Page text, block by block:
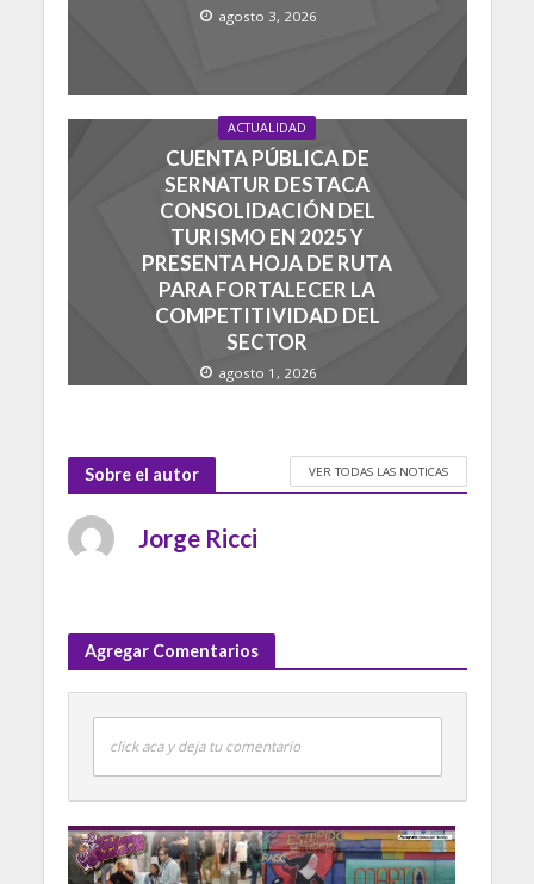
agosto 3, 2026
ACTUALIDAD
CUENTA PÚBLICA DE
SERNATUR DESTACA
CONSOLIDACIÓN DEL
TURISMO EN 2025 Y
PRESENTA HOJA DE RUTA
PARA FORTALECER LA
COMPETITIVIDAD DEL
SECTOR
agosto 1, 2026
Sobre el autor VER TODAS LAS NOTICAS
Jorge Ricci
Agregar Comentarios
click aca y deja tu comentario